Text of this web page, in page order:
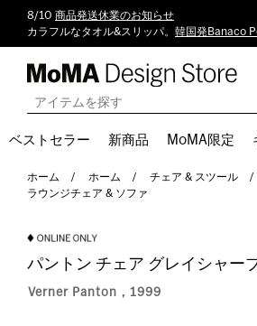
8/10 商品発送休業のお知らせ
カラフルなタオル&スリッパ。 韓国発Banaco
ベストセラー 新商品 MoMA限定
ホーム ホーム
チェア & スツール
ラウンジチェア & ソファ
パントン チェア グレイシャー
Verner Panton，1999